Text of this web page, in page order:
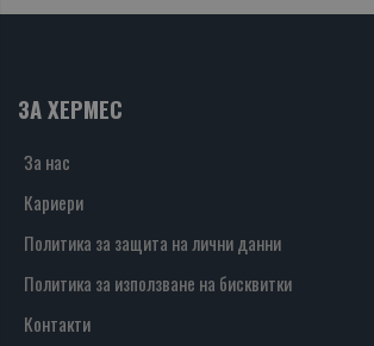
ЗА ХЕРМЕС
За нас
Кариери
Политика за защита на лични данни
Политика за използване на бисквитки
Контакти